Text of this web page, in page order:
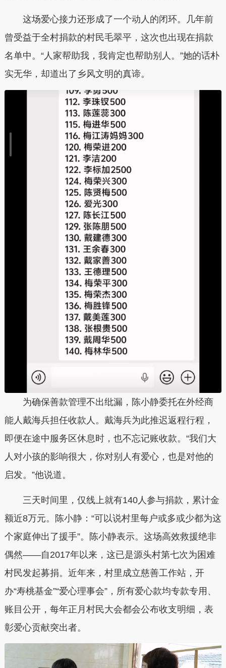
这场爱心接力还形成了一个动人的闭环。几年前
曾受益于全村捐款的村民毛翠平，这次也出现在捐款
名单中。“人家帮助我，我肯定也帮助别人。”她的话朴
实无华，却道出了乡风文明的真谛。
为确保善款管理不出纰漏，陈小静委托在外经商
能人戴海兵担任收款人。戴海兵为此推迟返程行程，
即便在途中服务区休息时，也不忘记账收款。“我们大
人对小孩的影响很大，你对别人有爱心，也是对他的
启发。”他说道。
三天时间里，仅线上就有140人参与捐款，累计金
额近8万元。陈小静：“可以说村里每户或多或少都为这
个家庭伸出了援手”。陈小静表示。这场高效救援绝非
偶然——自2017年以来，这已是源头村第七次为困难
村民发起募捐。近年来，村里成立慈善工作站，开
办“寿桃基金”“爱心理事会”，所有爱心款均专款专用、
账目公开，每年正月村民大会都会公布收支明细，表
彰爱心贡献突出者。